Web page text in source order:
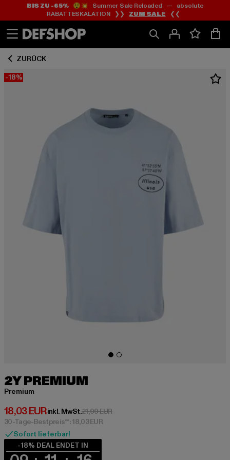
Zum
Inhalt
springen
Zum
Fußzeile
springen
BIS ZU -65%😲💥 Summer Sale Reloaded — absolute
RABATTESKALATION ❯❯ ZUM SALE ❮❮
ZURÜCK
-18%
2Y PREMIUM
Premium
18,03 EUR
Derzeitiger Preis: 18,03 EUR
inkl. MwSt.21,99 EURAktionspreis: 21,99 EUR
30-Tage-Bestpreis**: 18,03 EUR
Sofort lieferbar!
-18% DEAL ENDET IN